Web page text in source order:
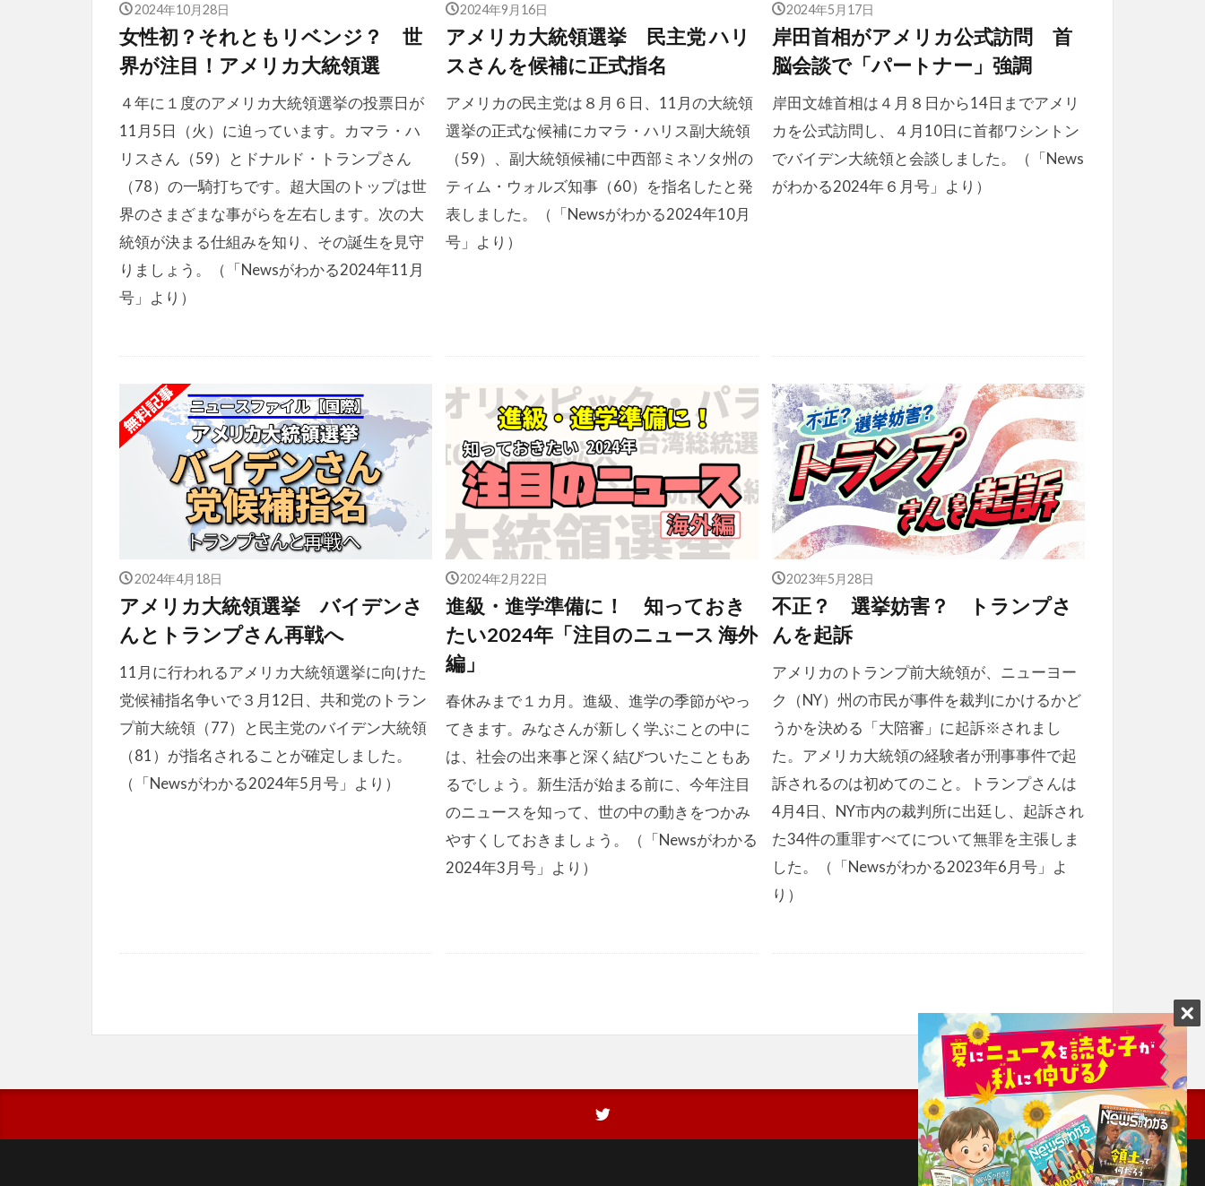
2024年10月28日
女性初？それともリベンジ？ 世
界が注目！アメリカ大統領選
４年に１度のアメリカ大統領選挙の投票日が
11月5日（火）に迫っています。カマラ・ハ
リスさん（59）とドナルド・トランプさん
（78）の一騎打ちです。超大国のトップは世
界のさまざまな事がらを左右します。次の大
統領が決まる仕組みを知り、その誕生を見守
りましょう。（「Newsがわかる2024年11月
号」より）
2024年9月16日
アメリカ大統領選挙 民主党 ハリ
スさんを候補に正式指名
アメリカの民主党は８月６日、11月の大統領
選挙の正式な候補にカマラ・ハリス副大統領
（59）、副大統領候補に中西部ミネソタ州の
ティム・ウォルズ知事（60）を指名したと発
表しました。（「Newsがわかる2024年10月
号」より）
2024年5月17日
岸田首相がアメリカ公式訪問 首
脳会談で「パートナー」強調
岸田文雄首相は４月８日から14日までアメリ
カを公式訪問し、４月10日に首都ワシントン
でバイデン大統領と会談しました。（「News
がわかる2024年６月号」より）
2024年4月18日
アメリカ大統領選挙 バイデンさ
んとトランプさん再戦へ
11月に行われるアメリカ大統領選挙に向けた
党候補指名争いで３月12日、共和党のトラン
プ前大統領（77）と民主党のバイデン大統領
（81）が指名されることが確定しました。
（「Newsがわかる2024年5月号」より）
2024年2月22日
進級・進学準備に！ 知っておき
たい2024年「注目のニュース 海外
編」
春休みまで１カ月。進級、進学の季節がやっ
てきます。みなさんが新しく学ぶことの中に
は、社会の出来事と深く結びついたこともあ
るでしょう。新生活が始まる前に、今年注目
のニュースを知って、世の中の動きをつかみ
やすくしておきましょう。（「Newsがわかる
2024年3月号」より）
2023年5月28日
不正？ 選挙妨害？ トランプさ
んを起訴
アメリカのトランプ前大統領が、ニューヨー
ク（NY）州の市民が事件を裁判にかけるかど
うかを決める「大陪審」に起訴※されまし
た。アメリカ大統領の経験者が刑事事件で起
訴されるのは初めてのこと。トランプさんは
4月4日、NY市内の裁判所に出廷し、起訴され
た34件の重罪すべてについて無罪を主張しま
した。（「Newsがわかる2023年6月号」よ
り）